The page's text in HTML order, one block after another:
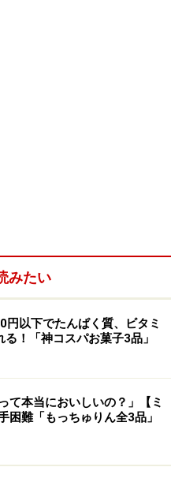
みたい
円以下でたんぱく質、ビタミ
！「神コスパお菓子3品」
て本当においしいの？」【ミ
困難「もっちゅりん全3品」